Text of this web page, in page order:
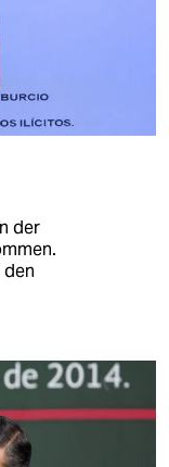
der